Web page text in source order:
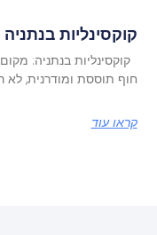
קוקסינליות בנתניה
קוקסינליות בנתניה:
חוף תוססת ומודרנית, לא
קראו עוד